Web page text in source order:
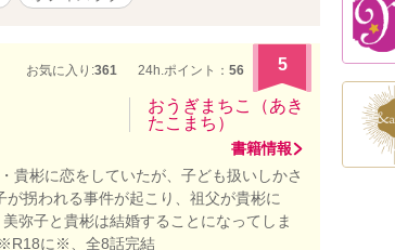
お気に入り:361 24h.ポイント： 56 5
おうぎまちこ（あき
たこまち）
書籍情報
彬に恋をしていたが、子ども扱いしかさ
拐われる事件が起こり、祖父が貴彬に
弥子と貴彬は結婚することになってしま
に※、全8話完結